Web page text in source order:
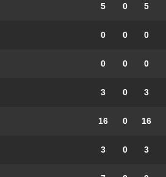
5 0 5
0 0 0
0 0 0
3 0 3
16 0 16
3 0 3